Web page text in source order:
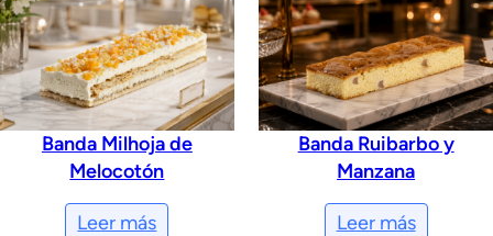
Banda Milhoja de
Melocotón
Leer más
Banda Ruibarbo y
Manzana
Leer más